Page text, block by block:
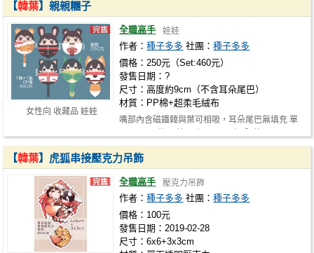
女性向 收藏品 娃娃
【韓葉】親親糰子
全職高手 娃娃
作者：種子多多 社團：種子多多
價格：250元（Set:460元）
發售日期：?
尺寸：高度約9cm（不含耳朵尾巴）
材質：PP棉+超柔毛絨布
嘴部內含磁鐵韓與葉可相吸，耳朵尾巴無填充 單
【韓葉】虎狐串接壓克力吊飾
全職高手 壓克力吊飾
作者：種子多多 社團：種子多多
價格：100元
發售日期：2019-02-28
尺寸：6x6+3x3cm